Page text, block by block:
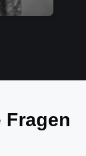
Fragen